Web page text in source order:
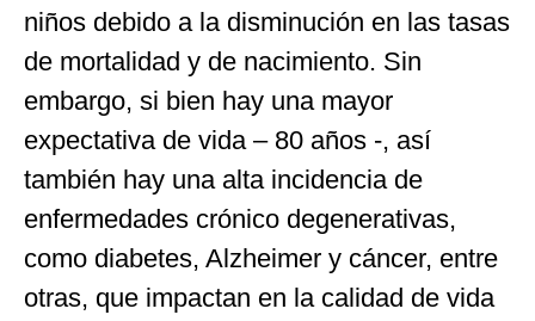
niños debido a la disminución en las tasas
de mortalidad y de nacimiento. Sin
embargo, si bien hay una mayor
expectativa de vida – 80 años -, así
también hay una alta incidencia de
enfermedades crónico degenerativas,
como diabetes, Alzheimer y cáncer, entre
otras, que impactan en la calidad de vida